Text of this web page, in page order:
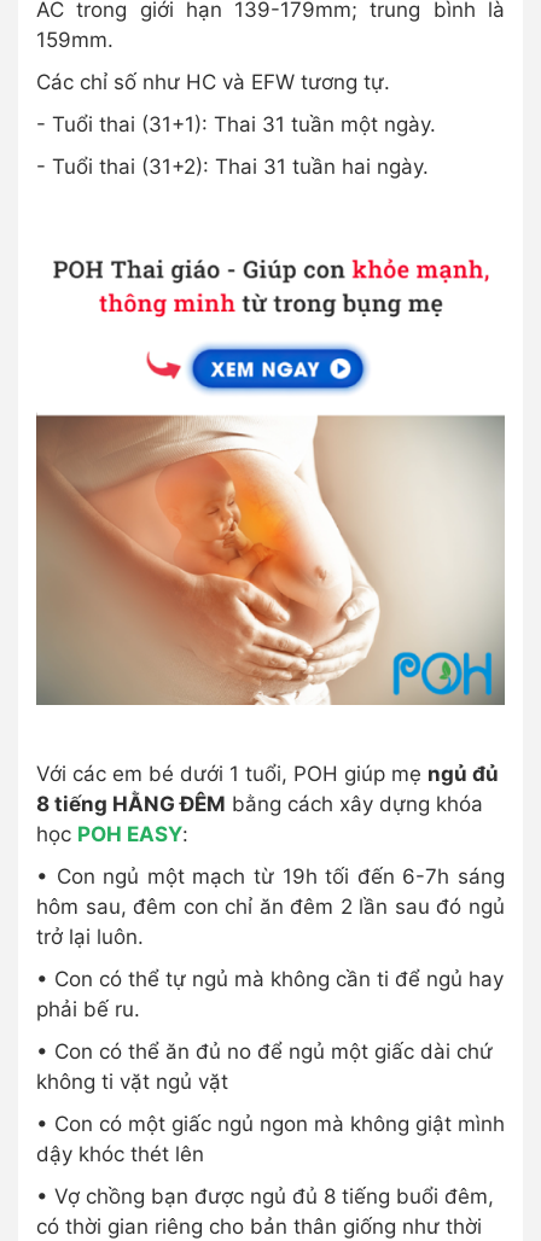
AC trong giới hạn 139-179mm; trung bình là
159mm.
Các chỉ số như HC và EFW tương tự.
- Tuổi thai (31+1): Thai 31 tuần một ngày.
- Tuổi thai (31+2): Thai 31 tuần hai ngày.
Với các em bé dưới 1 tuổi, POH giúp mẹ ngủ đủ
8 tiếng HẰNG ĐÊM bằng cách xây dựng khóa
học POH EASY:
• Con ngủ một mạch từ 19h tối đến 6-7h sáng
hôm sau, đêm con chỉ ăn đêm 2 lần sau đó ngủ
trở lại luôn.
• Con có thể tự ngủ mà không cần ti để ngủ hay
phải bế ru.
• Con có thể ăn đủ no để ngủ một giấc dài chứ
không ti vặt ngủ vặt
• Con có một giấc ngủ ngon mà không giật mình
dậy khóc thét lên
• Vợ chồng bạn được ngủ đủ 8 tiếng buổi đêm,
có thời gian riêng cho bản thân giống như thời